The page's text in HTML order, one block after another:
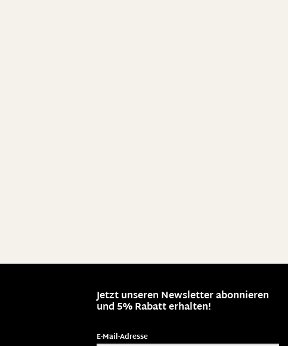
Jetzt unseren Newsletter abonnieren
und 5% Rabatt erhalten!
E-Mail-Adresse